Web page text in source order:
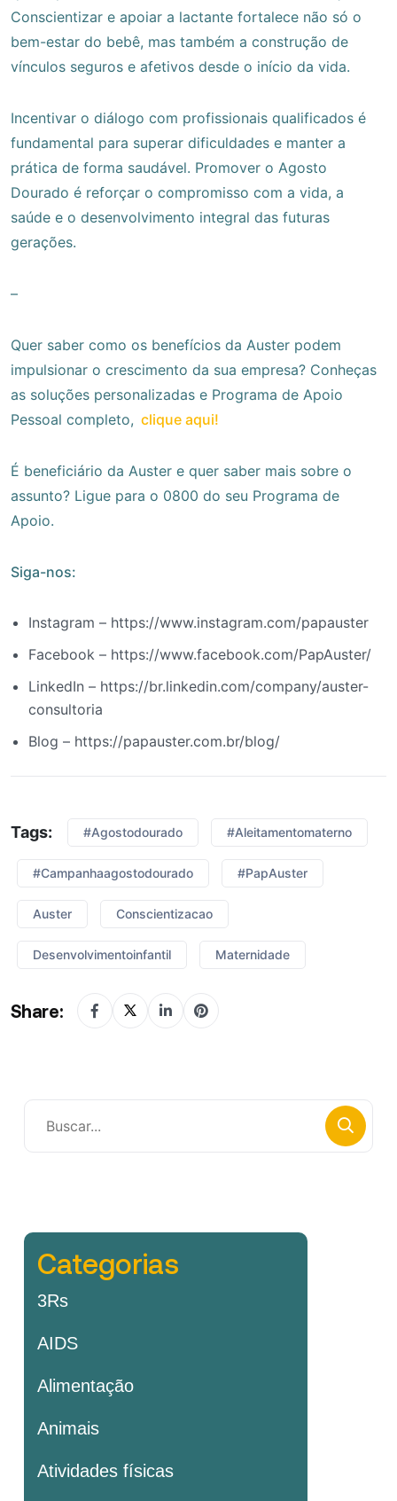
Conscientizar e apoiar a lactante fortalece não só o
bem-estar do bebê, mas também a construção de
vínculos seguros e afetivos desde o início da vida.
Incentivar o diálogo com profissionais qualificados é
fundamental para superar dificuldades e manter a
prática de forma saudável. Promover o Agosto
Dourado é reforçar o compromisso com a vida, a
saúde e o desenvolvimento integral das futuras
gerações.
–
Quer saber como os benefícios da Auster podem
impulsionar o crescimento da sua empresa? Conheças
as soluções personalizadas e Programa de Apoio
Pessoal completo, clique aqui!
É beneficiário da Auster e quer saber mais sobre o
assunto? Ligue para o 0800 do seu Programa de
Apoio.
Siga-nos:
Instagram – https://www.instagram.com/papauster
Facebook – https://www.facebook.com/PapAuster/
LinkedIn – https://br.linkedin.com/company/auster-
consultoria
Blog – https://papauster.com.br/blog/
Tags: #agostodourado #aleitamentomaterno
#campanhaagostodourado #PapAuster
Auster Conscientizacao
Desenvolvimentoinfantil Maternidade
Share:
Categorias
3Rs
AIDS
Alimentação
Animais
Atividades físicas